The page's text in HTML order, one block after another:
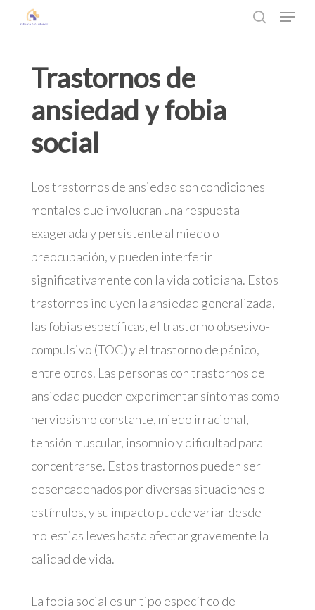
Menu
Trastornosde
ansiedad yfobia
social
Los trastornos de ansiedad son condiciones
mentales que involucran una respuesta
exagerada y persistente al miedo o
preocupación, y pueden interferir
significativamente con la vida cotidiana. Estos
trastornos incluyen la ansiedad generalizada,
las fobias específicas, el trastorno obsesivo-
compulsivo (TOC) y el trastorno de pánico,
entre otros. Las personas con trastornos de
ansiedad pueden experimentar síntomas como
nerviosismo constante, miedo irracional,
tensión muscular, insomnio y dificultad para
concentrarse. Estos trastornos pueden ser
desencadenados por diversas situaciones o
estímulos, y su impacto puede variar desde
molestias leves hasta afectar gravemente la
calidad de vida.
La fobia social es un tipo específico de